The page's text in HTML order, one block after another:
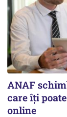
ANAF
care îți
online